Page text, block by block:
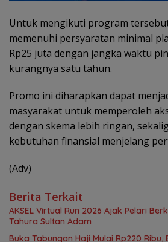
Untuk mengikuti program
memenuhi persyaratan minimal
Rp25 juta dengan jangka waktu
kurangnya satu tahun.
Promo ini diharapkan dapat
masyarakat untuk memperoleh
dengan skema lebih ringan,
kebutuhan finansial menjelang
(Adv)
Berita Terkait
AKSEL Virtual Run 2026 Ajak Pelari
Tahura Sultan Adam
Buka Tabungan Haji Mulai Rp220 Ribu,